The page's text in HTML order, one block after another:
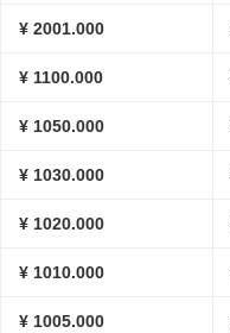
¥ 2001.000
¥ 1100.000
¥ 1050.000
¥ 1030.000
¥ 1020.000
¥ 1010.000
¥ 1005.000